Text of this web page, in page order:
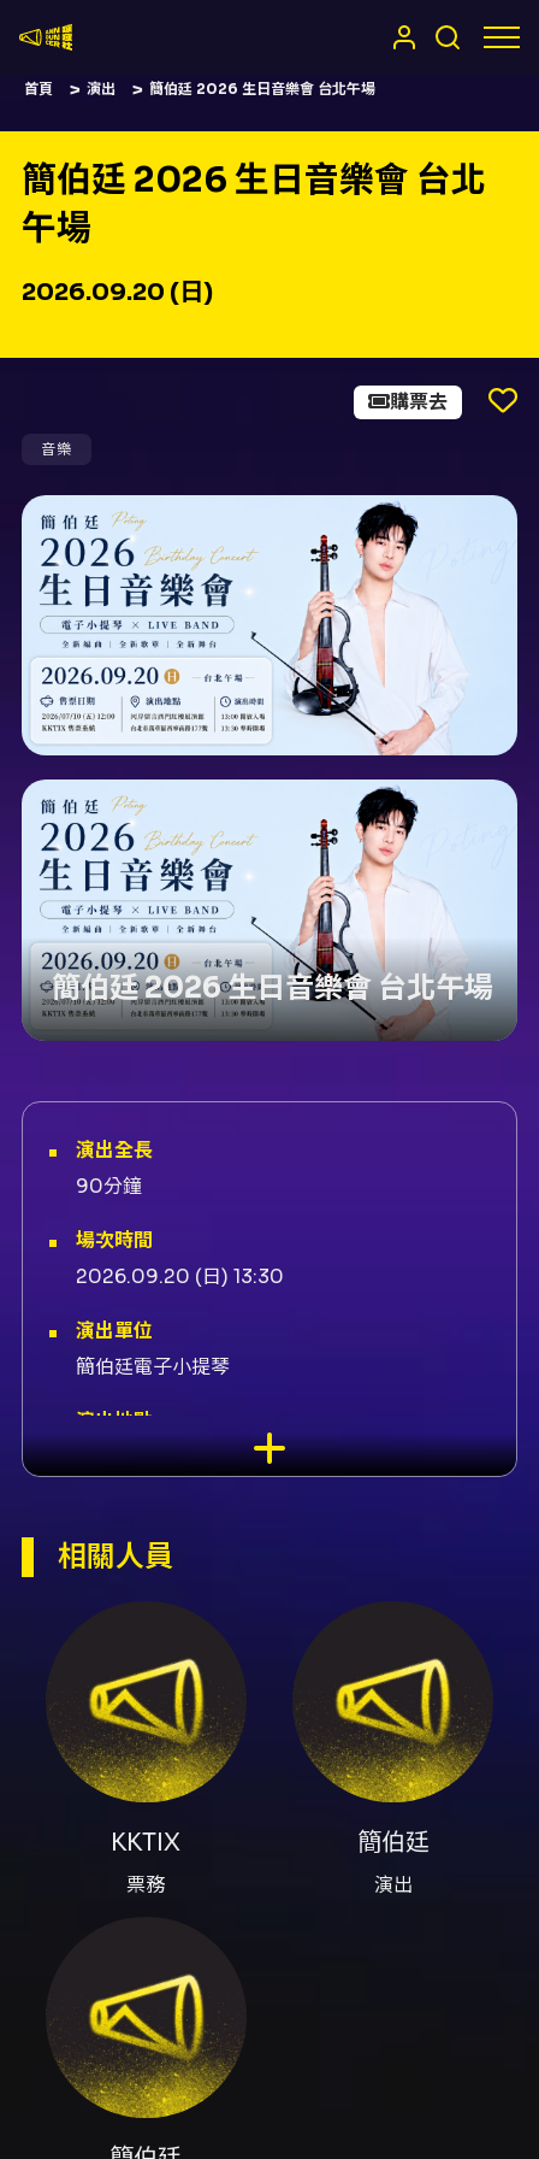
首頁 演出 簡伯廷 2026 生日音樂會 台北午場
簡伯廷 2026 生日音樂會 台北
午場
2026.09.20 (日)
音樂
購票去
簡伯廷 2026 生日音樂會 台北午場
演出全長
90分鐘
場次時間
2026.09.20 (日) 13:30
演出單位
簡伯廷電子小提琴
演出地點
CORNER MAX 大角落多功能展演館-CORNER
票務KKTIX、演出簡伯廷、電子小提琴簡伯廷
內容簡介
簡伯廷 2026 生日音樂會（台北午場）為簡伯廷
主辦的現場音樂會，結合電子小提琴與 LIVE
BAND，演出內容包含英文流行、日韓流行與華
語流行的全新編曲與歌單。主辦單位表示今年將
帶來全新舞台與限定演出內容，並延續一年一度
的粉絲約定。 活動資訊： - 日期：2026-09-
13:30 開始，請提前入場。 - 演出長度：約 90
河岸留言西門紅樓展演館（台北市萬華區西寧南
路177號）。 - 售票：票券於 2026/07/10
12:00 起於 KKTIX 售票系統開賣，購票與票務相
關請依 KKTIX 官方頁面。活動頁面：
https://poting.kktix.cc/events/
票券與座位： - 座位採對號入座，每張門票附贈
相關人員
KKTIX
票務
簡伯廷
演出